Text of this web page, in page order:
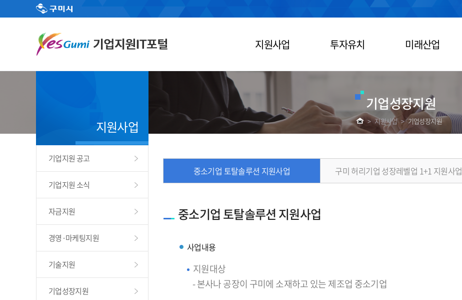
지원사업 투자유치 미래산업
기업성장지원
> 지원사업 > 기업성장지원
지원사업
기업지원 공고
기업지원 소식
자금지원
경영·마케팅지원
기술지원
기업성장지원
중소기업 토탈솔루션 지원사업 구미 허리기업 성장레벨업 1+1 지원사업
중소기업 토탈솔루션 지원사업
사업내용
지원대상
- 본사나 공장이 구미에 소재하고 있는 제조업 중소기업